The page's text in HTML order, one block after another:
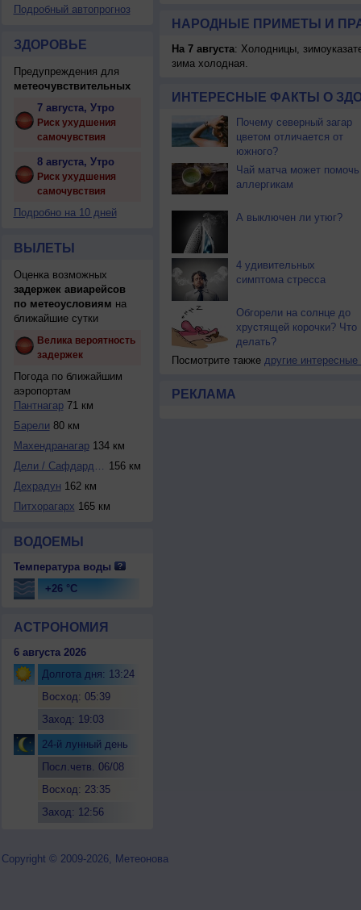
Подробный автопрогноз
ЗДОРОВЬЕ
Предупреждения для
метеочувствительных
7 августа, Утро
Риск ухудшения
самочувствия
8 августа, Утро
Риск ухудшения
самочувствия
Подробно на 10 дней
ВЫЛЕТЫ
Оценка возможных
задержек авиарейсов
по метеоусловиям на
ближайшие сутки
Велика вероятность
задержек
Погода по ближайшим
аэропортам
Пантнагар71 км
Барели 80 км
Махендранагар134 км
Дели / Сафдарджун... 156 км
Дехрадун 162 км
Питхорагарх 165 км
ВОДОЕМЫ
Температура воды
+26 °C
АСТРОНОМИЯ
6 августа 2026
Долгота дня: 13:24
Восход: 05:39
Заход: 19:03
24-й лунный день
Посл.четв. 06/08
Восход: 23:35
Заход: 12:56
НАРОДНЫЕ ПРИМЕТЫ И
На 7 августа: Холодницы,
зима холодная.
ИНТЕРЕСНЫЕ ФАКТЫ О
Почему северный загар
цветом отличается от
южного?
Чай матча может помочь
аллергикам
А выключен ли утюг?
4 удивительных
симптома стресса
Обгорели на солнце до
хрустящей корочки? Что
делать?
Посмотрите также другие интересные
РЕКЛАМА
Copyright © 2009-2026, Метеонова